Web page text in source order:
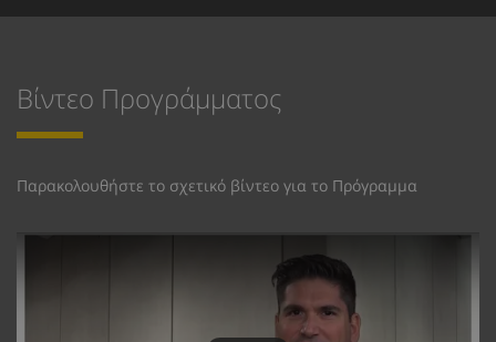
Βίντεο Προγράμματος
Παρακολουθήστε το σχετικό βίντεο για το Πρόγραμμα